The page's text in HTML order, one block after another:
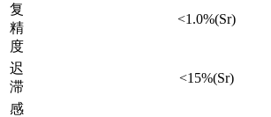
复
精
度
<1.0%(Sr)
迟
滞
<15%(Sr)
感